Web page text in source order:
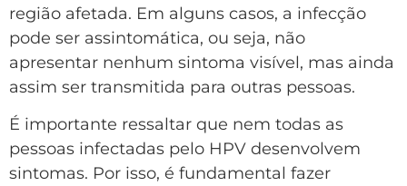
região afetada. Em alguns casos, a infecção
pode ser assintomática, ou seja, não
apresentar nenhum sintoma visível, mas ainda
assim ser transmitida para outras pessoas.
É importante ressaltar que nem todas as
pessoas infectadas pelo HPV desenvolvem
sintomas. Por isso, é fundamental fazer